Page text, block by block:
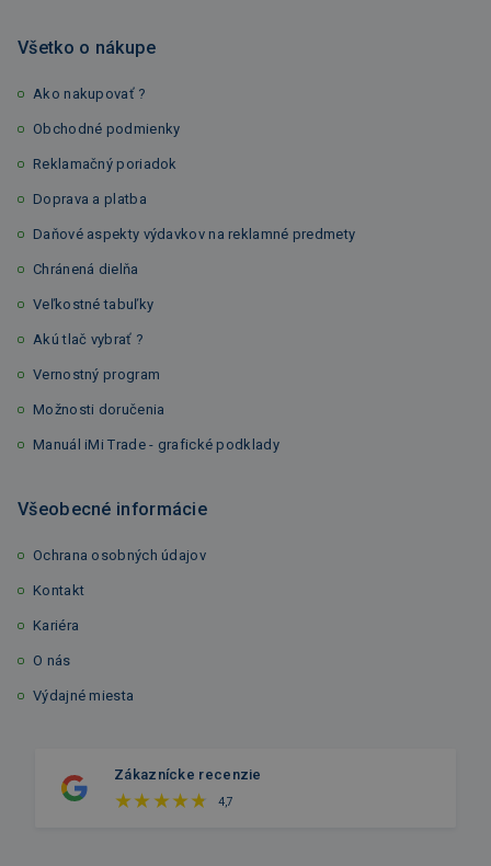
Všetko o nákupe
Ako nakupovať ?
Obchodné podmienky
Reklamačný poriadok
Doprava a platba
Daňové aspekty výdavkov na reklamné predmety
Chránená dielňa
Veľkostné tabuľky
Akú tlač vybrať ?
Vernostný program
Možnosti doručenia
Manuál iMi Trade - grafické podklady
Všeobecné informácie
Ochrana osobných údajov
Kontakt
Kariéra
O nás
Výdajné miesta
Zákaznícke recenzie
4,7